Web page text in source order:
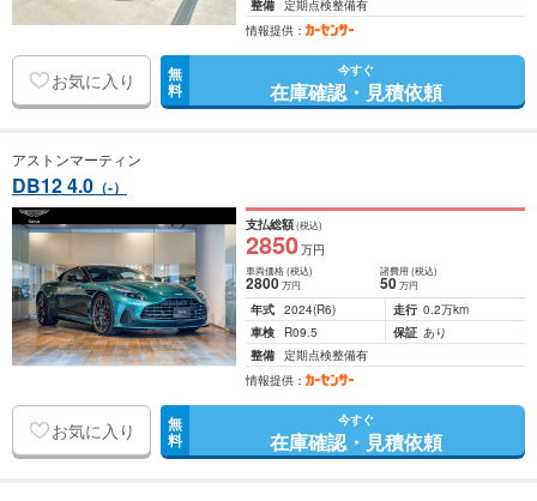
整備 定期点検整備有
情報提供：
お気に入り 無
料
今すぐ
在庫確認・見積依頼
アストンマーティン
DB12 4.0 （-）
支払総額(税込)
2850万円
車両価格(税込)
2800万円
諸費用 (税込)
50 万円
年式 2024(R6) 走行 0.2万km
車検
R09.5 保証 あり
整備 定期点検整備有
情報提供：
お気に入り 無
料
今すぐ
在庫確認・見積依頼